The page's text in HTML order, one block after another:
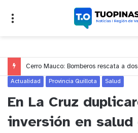
Actualidad Provincia Quillota Salud
En La Cruz
inversión en salud